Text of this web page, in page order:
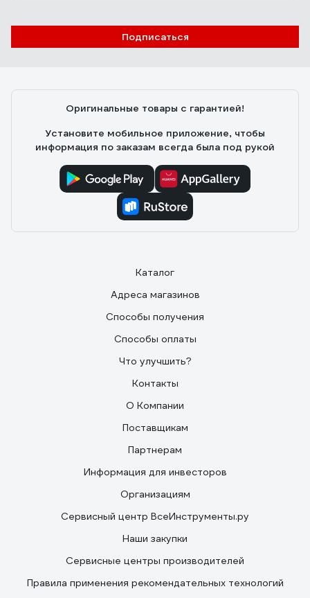
Подписаться
Оригинальные товары с гарантией!
Установите мобильное приложение, чтобы
информация по заказам всегда была под рукой
Каталог
Адреса магазинов
Способы получения
Способы оплаты
Что улучшить?
Контакты
О Компании
Поставщикам
Партнерам
Информация для инвесторов
Организациям
Сервисный центр ВсеИнструменты.ру
Наши закупки
Сервисные центры производителей
Правила применения рекомендательных технологий